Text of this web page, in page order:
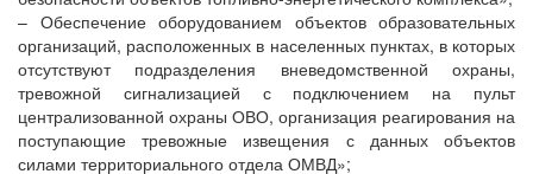
– Обеспечение оборудованием объектов образовательных
организаций, расположенных в населенных пунктах, в которых
отсутствуют подразделения вневедомственной охраны,
тревожной сигнализацией с подключением на пульт
централизованной охраны ОВО, организация реагирования на
поступающие тревожные извещения с данных объектов
силами территориального отдела ОМВД»;